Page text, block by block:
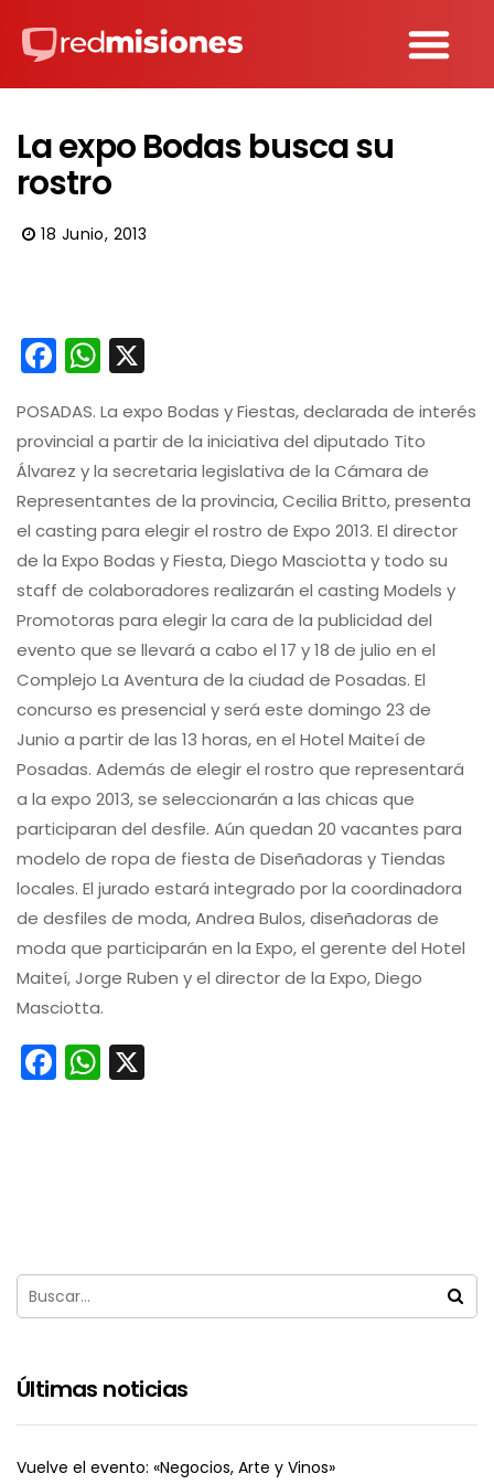
La expo Bodas busca su
rostro
18 Junio, 2013
Facebook
WhatsApp
POSADAS. La expo Bodas y Fiestas, declarada de interés
provincial a partir de la iniciativa del diputado Tito
Álvarez y la secretaria legislativa de la Cámara de
Representantes de la provincia, Cecilia Britto, presenta
el casting para elegir el rostro de Expo 2013. El director
de la Expo Bodas y Fiesta, Diego Masciotta y todo su
staff de colaboradores realizarán el casting Models y
Promotoras para elegir la cara de la publicidad del
evento que se llevará a cabo el 17 y 18 de julio en el
Complejo La Aventura de la ciudad de Posadas. El
concurso es presencial y será este domingo 23 de
Junio a partir de las 13 horas, en el Hotel Maiteí de
Posadas. Además de elegir el rostro que representará
a la expo 2013, se seleccionarán a las chicas que
participaran del desfile. Aún quedan 20 vacantes para
modelo de ropa de fiesta de Diseñadoras y Tiendas
locales. El jurado estará integrado por la coordinadora
de desfiles de moda, Andrea Bulos, diseñadoras de
moda que participarán en la Expo, el gerente del Hotel
Maiteí, Jorge Ruben y el director de la Expo, Diego
Masciotta.
Facebook
WhatsApp
Últimas noticias
Vuelve el evento: «Negocios, Arte y Vinos»